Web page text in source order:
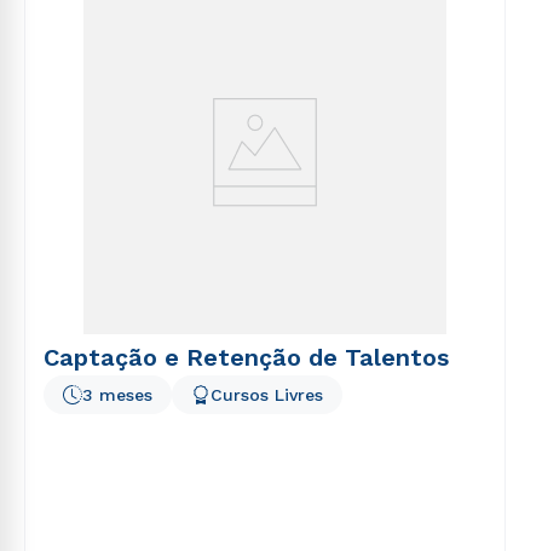
Captação e Retenção de Talentos
3 meses Cursos Livres